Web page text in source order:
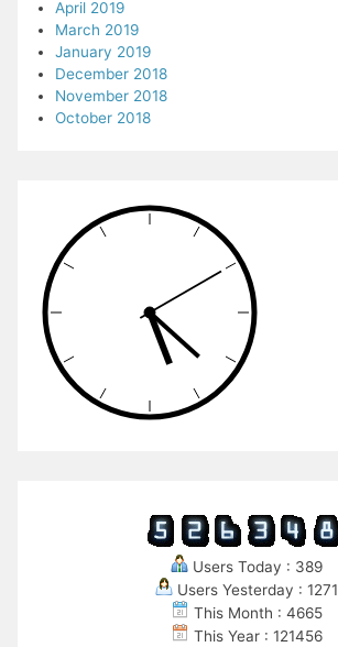
April 2019
March 2019
January 2019
December 2018
November 2018
October 2018
Users Today : 389
Users Yesterday : 1271
This Month : 4665
This Year : 121456